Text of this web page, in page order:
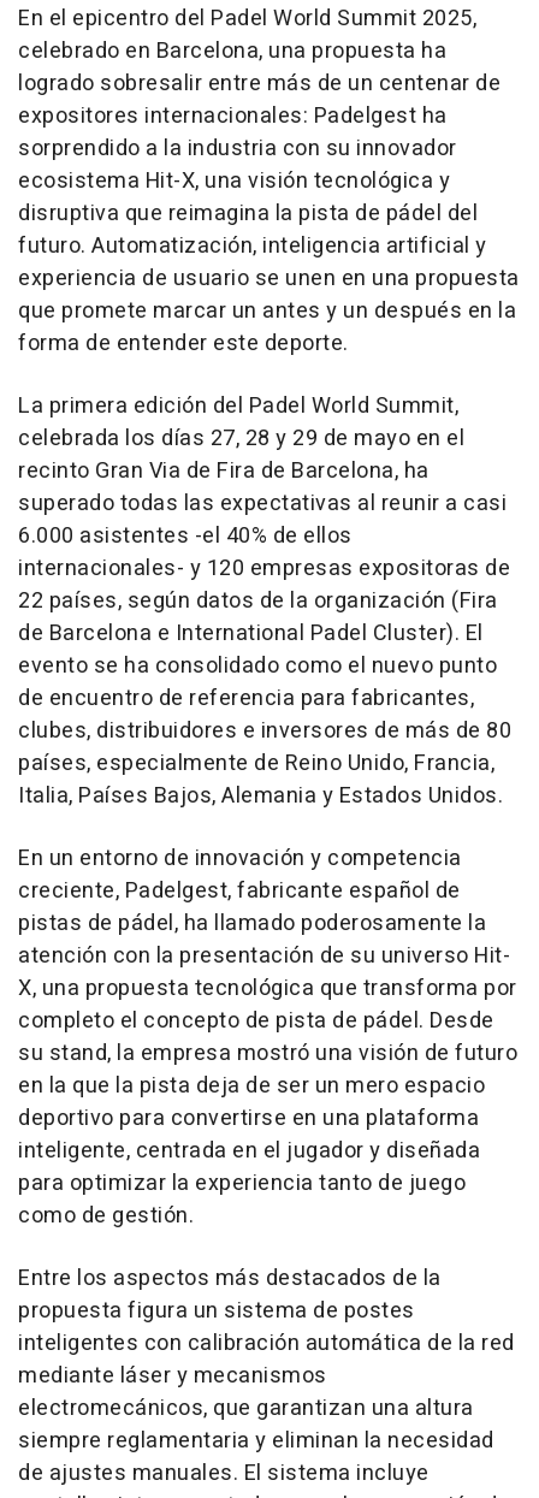
En el epicentro del Padel World Summit 2025,
celebrado en Barcelona, una propuesta ha
logrado sobresalir entre más de un centenar de
expositores internacionales: Padelgest ha
sorprendido a la industria con su innovador
ecosistema Hit-X, una visión tecnológica y
disruptiva que reimagina la pista de pádel del
futuro. Automatización, inteligencia artificial y
experiencia de usuario se unen en una propuesta
que promete marcar un antes y un después en la
forma de entender este deporte.
La primera edición del Padel World Summit,
celebrada los días 27, 28 y 29 de mayo en el
recinto Gran Via de Fira de Barcelona, ha
superado todas las expectativas al reunir a casi
6.000 asistentes -el 40% de ellos
internacionales- y 120 empresas expositoras de
22 países, según datos de la organización (Fira
de Barcelona e International Padel Cluster). El
evento se ha consolidado como el nuevo punto
de encuentro de referencia para fabricantes,
clubes, distribuidores e inversores de más de 80
países, especialmente de Reino Unido, Francia,
Italia, Países Bajos, Alemania y Estados Unidos.
En un entorno de innovación y competencia
creciente, Padelgest, fabricante español de
pistas de pádel, ha llamado poderosamente la
atención con la presentación de su universo Hit-
X, una propuesta tecnológica que transforma por
completo el concepto de pista de pádel. Desde
su stand, la empresa mostró una visión de futuro
en la que la pista deja de ser un mero espacio
deportivo para convertirse en una plataforma
inteligente, centrada en el jugador y diseñada
para optimizar la experiencia tanto de juego
como de gestión.
Entre los aspectos más destacados de la
propuesta figura un sistema de postes
inteligentes con calibración automática de la red
mediante láser y mecanismos
electromecánicos, que garantizan una altura
siempre reglamentaria y eliminan la necesidad
de ajustes manuales. El sistema incluye